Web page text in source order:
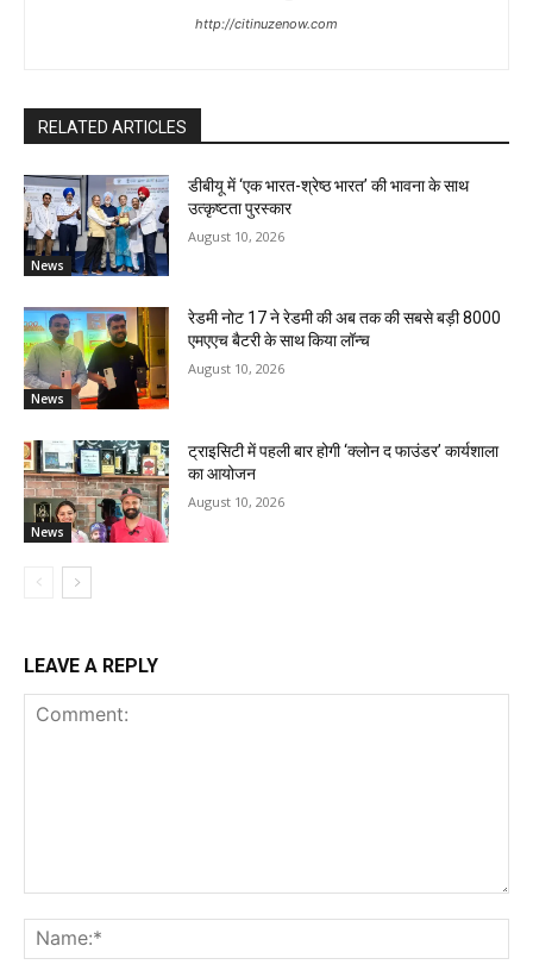
http://citinuzenow.com
RELATED ARTICLES
News
डीबीयू में ‘एक भारत-श्रेष्ठ भारत’ की भावना के साथ
उत्कृष्टता पुरस्कार
August 10, 2026
News
रेडमी नोट 17 ने रेडमी की अब तक की सबसे बड़ी 8000
एमएएच बैटरी के साथ किया लॉन्च
August 10, 2026
News
ट्राइसिटी में पहली बार होगी ‘क्लोन द फाउंडर’ कार्यशाला
का आयोजन
August 10, 2026
LEAVE A REPLY